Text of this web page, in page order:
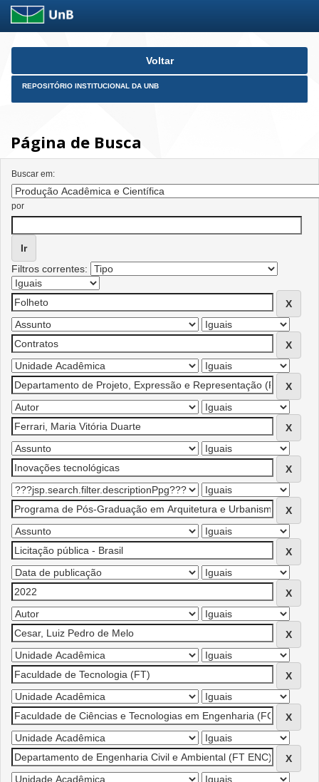
Skip
Voltar
REPOSITÓRIO INSTITUCIONAL DA UNB
Página de Busca
Buscar em:
por
Filtros correntes: